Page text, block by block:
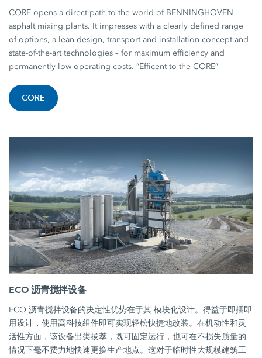
CORE opens a direct path to the world of BENNINGHOVEN
asphalt mixing plants. It impresses with a clearly defined range
of options, a lean design, transport and installation concept and
state-of-the-art technologies – for maximum efficiency and
permanently low operating costs. “Efficent to the CORE”
CORE
ECO 沥青搅拌设备
ECO 沥青搅拌设备的决定性优势在于其 模块化设计。得益于即插即
用设计，使用高科技组件即可实现轻松快捷地改装。在机动性和灵
活性方面，该设备出类拔萃，既可固定运行，也可在不损失质量的
情况下毫不费力地快速更换生产地点。这对于临时性大规模建筑工